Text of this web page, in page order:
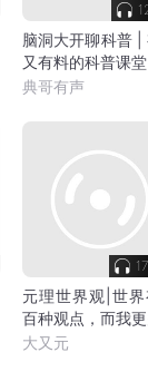
脑洞大开聊科普 |
又有料的科普课堂
典哥有声
元理世界观|世
百种观点，而我更
中国怎么看！
大又元